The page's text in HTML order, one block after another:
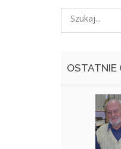
OSTATNIE